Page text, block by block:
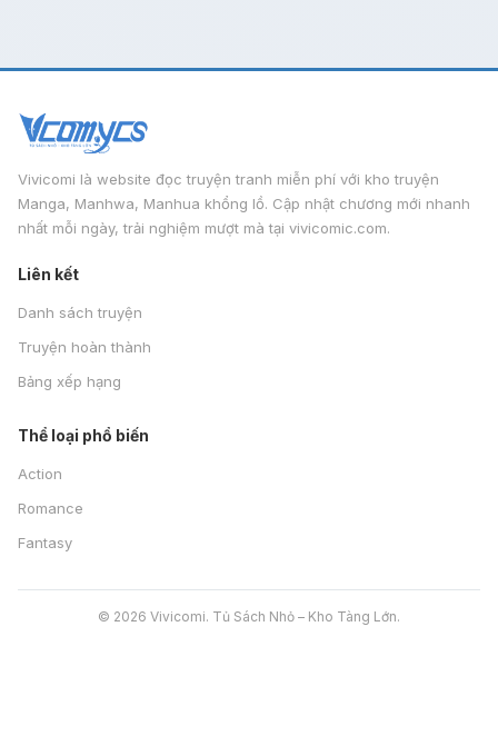
Vivicomi là website đọc truyện tranh miễn phí với kho truyện
Manga, Manhwa, Manhua khổng lồ. Cập nhật chương mới nhanh
nhất mỗi ngày, trải nghiệm mượt mà tại vivicomic.com.
Liên kết
Danh sách truyện
Truyện hoàn thành
Bảng xếp hạng
Thể loại phổ biến
Action
Romance
Fantasy
© 2026 Vivicomi. Tủ Sách Nhỏ – Kho Tàng Lớn.